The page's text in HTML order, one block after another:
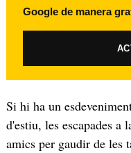
Google de manera
Si hi ha un
d'estiu, les escapades a
amics per gaudir de les